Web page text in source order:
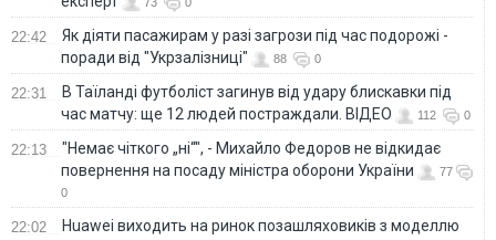
22:42
Як діяти пасажирам у разі загрози під час подорожі -
поради від "Укрзалізниці"
88 0
22:31
В Таїланді футболіст загинув від удару блискавки під
час матчу: ще 12 людей постраждали. ВІДЕО
112 0
22:13
"Немає чіткого „ні“", - Михайло Федоров не відкидає
повернення на посаду міністра оборони України
77
0
22:02
Huawei виходить на ринок позашляховиків з моделлю